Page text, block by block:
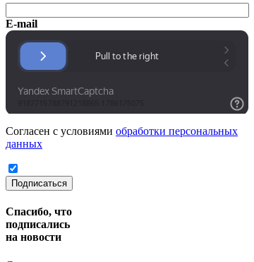
E-mail
Согласен с условиями обработки персональных
данных
Подписаться
Спасибо, что
подписались
на новости